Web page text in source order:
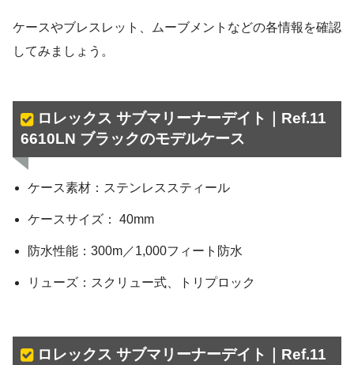
ケースやブレスレット、ムーブメントなどの各情報を確認
してみましょう。
ロレックス サブマリーナーデイト｜Ref.11
6610LN ブラックのモデルケース
ケース素材：ステンレススティール
ケースサイズ： 40mm
防水性能：300m／1,000フィート防水
リューズ：スクリュー式、トリプロック
ロレックス サブマリーナーデイト｜Ref.11